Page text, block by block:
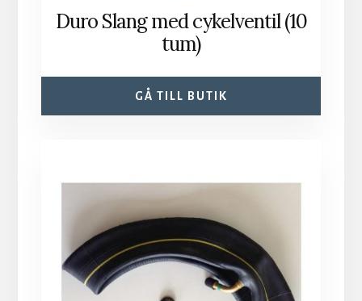
Duro Slang med cykelventil (10
tum)
GÅ TILL BUTIK